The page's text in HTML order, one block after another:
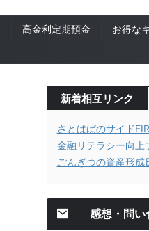
高金利定期預金
お得な
新着相互リンク
さとぱぱのサイド
金融リテラシー向上
ごんぎつの資産形成
感想・問い